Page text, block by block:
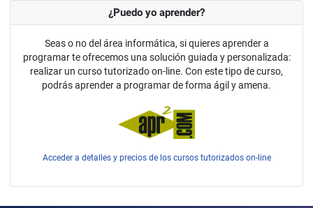
¿Puedo yo aprender?
Seas o no del área informática, si quieres aprender a
programar te ofrecemos una solución guiada y personalizada:
realizar un curso tutorizado on-line. Con este tipo de curso,
podrás aprender a programar de forma ágil y amena.
Acceder a detalles y precios de los cursos tutorizados on-line